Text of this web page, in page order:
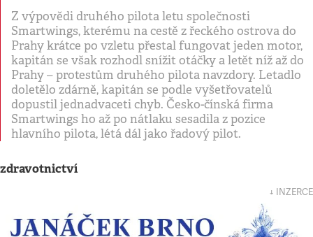
Z výpovědi druhého pilota letu společnosti
Smartwings, kterému na cestě z řeckého ostrova do
Prahy krátce po vzletu přestal fungovat jeden motor,
kapitán se však rozhodl snížit otáčky a letět níž až do
Prahy – protestům druhého pilota navzdory. Letadlo
doletělo zdárně, kapitán se podle vyšetřovatelů
dopustil jednadvaceti chyb. Česko-čínská firma
Smartwings ho až po nátlaku sesadila z pozice
hlavního pilota, létá dál jako řadový pilot.
zdravotnictví
↓ INZERCE